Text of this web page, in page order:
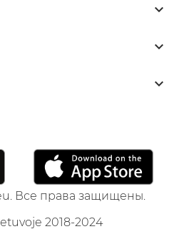



Все права защищены.
2018-2024